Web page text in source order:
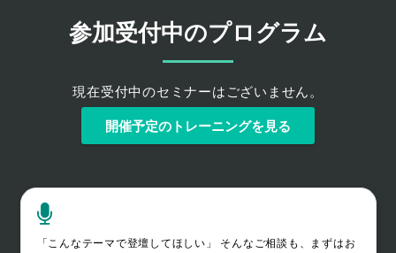
参加受付中のプログラム
現在受付中のセミナーはございません。
開催予定のトレーニングを見る
「こんなテーマで登壇してほしい」 そんなご相談も、まずはお